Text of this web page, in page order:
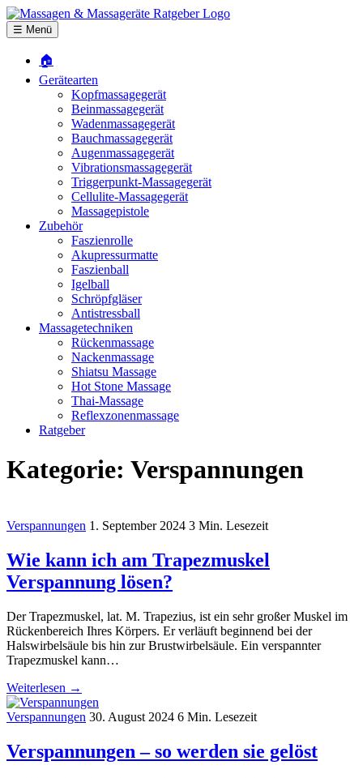
☰ Menü
🏠
Gerätearten
Kopfmassagegerät
Beinmassagegerät
Wadenmassagegerät
Bauchmassagegerät
Augenmassagegerät
Vibrationsmassagegerät
Triggerpunkt-Massagegerät
Cellulite-Massagegerät
Massagepistole
Zubehör
Faszienrolle
Akupressurmatte
Faszienball
Igelball
Schröpfgläser
Antistressball
Massagetechniken
Rückenmassage
Nackenmassage
Shiatsu Massage
Hot Stone Massage
Thai-Massage
Reflexzonenmassage
Ratgeber
Kategorie: Verspannungen
Verspannungen 1. September 2024 3 Min. Lesezeit
Wie kann ich am Trapezmuskel
Verspannung lösen?
Der Trapezmuskel, lat. M. Trapezius, ist ein sehr großer Muskel im
Rückenbereich Ihres Körpers. Er verläuft beginnend bei der
Halswirbelsäule bis hin zur Brustwirbelsäule. Ein verspannter
Trapezmuskel kann…
Weiterlesen →
Verspannungen 30. August 2024 6 Min. Lesezeit
Verspannungen – so werden sie gelöst